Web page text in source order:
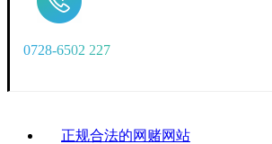
0728-6502 227
正规合法的网赌网站